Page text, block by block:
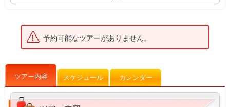
予約可能なツアーがありません。
ツアー内容 スケジュール カレンダー